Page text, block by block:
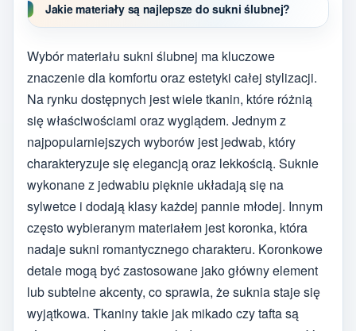
Jakie materiały są najlepsze do sukni ślubnej?
Wybór materiału sukni ślubnej ma kluczowe
znaczenie dla komfortu oraz estetyki całej stylizacji.
Na rynku dostępnych jest wiele tkanin, które różnią
się właściwościami oraz wyglądem. Jednym z
najpopularniejszych wyborów jest jedwab, który
charakteryzuje się elegancją oraz lekkością. Suknie
wykonane z jedwabiu pięknie układają się na
sylwetce i dodają klasy każdej pannie młodej. Innym
często wybieranym materiałem jest koronka, która
nadaje sukni romantycznego charakteru. Koronkowe
detale mogą być zastosowane jako główny element
lub subtelne akcenty, co sprawia, że suknia staje się
wyjątkowa. Tkaniny takie jak mikado czy tafta są